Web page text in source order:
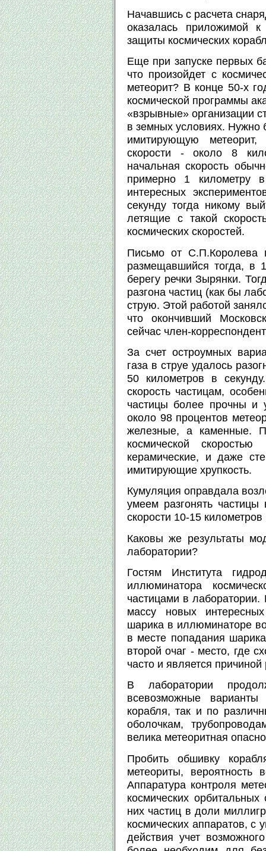
Начавшись с расчета
оказалась приложимой
защиты космических
Еще при запуске первых
что произойдет с
метеорит? В конце 50-х
космической программы
«взрывные» организации
в земных условиях. Нужно
имитирующую
скорости - около 8
начальная скорость
примерно 1 километру
интересных
секунду тогда никому
летящие с такой
космических скоростей.
Письмо от С.П.Королева
размещавшийся тогда, в
берегу речки Зырянки.
разгона частиц (как бы
струю. Этой работой
что окончивший
сейчас член-
За счет остроумных
газа в струе удалось
50 километров в
скорость частицам,
частицы более прочны и
около 98 процентов
железные, а каменные.
космической
керамические, и даже
имитирующие хрупкость.
Кумуляция оправдала
умеем разгонять
скорости 10-15 километров
Каковы же результаты
лаборатории?
Гостям Института
иллюминатора
частицами в лаборатории.
массу новых
шарика в иллюминаторе
в месте попадания
второй очаг - место, где
часто и является
В лаборатории
всевозможные
корабля, так и по
оболочкам,
велика метеоритная
Пробить обшивку
метеориты, вероятность
Аппаратура контроля
космических
них частиц в доли
космических аппаратов, с
действия учет